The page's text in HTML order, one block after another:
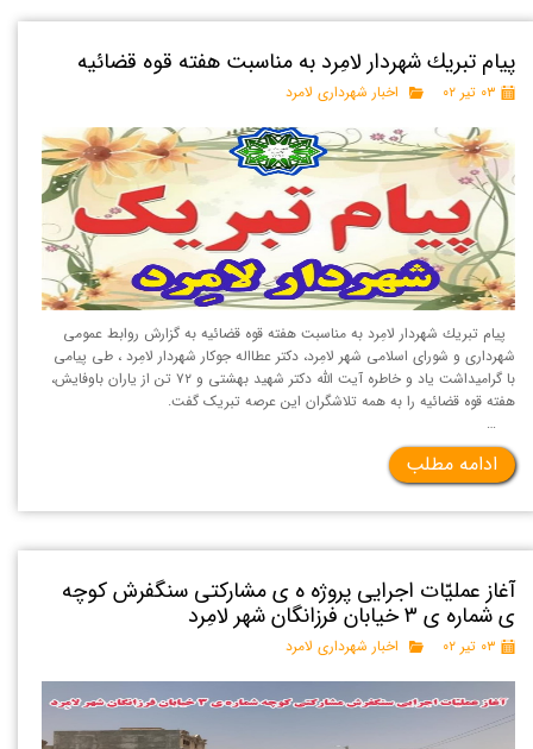
پیام تبریك شهردار لامِرد به مناسبت هفته قوه قضائیه
۰۳ تیر ۰۲ اخبار شهرداری لامرد
پیام تبریك شهردار لامِرد به مناسبت هفته قوه قضائیه به گزارش روابط عمومی
شهرداری و شورای اسلامی شهر لامِرد، دکتر عطااله جوکار شهردار لامِرد ، طی پیامی
با گرامیداشت یاد و خاطره آیت الله دکتر شهید بهشتی و ۷۲ تن از یاران باوفایش،
هفته قوه قضائیه را به همه تلاشگران این عرصه تبریک گفت.
…
ادامه مطلب
آغاز عملیّات اجرایی پروژه ه ی مشارکتی سنگفرش کوچه
ی شماره ی ۳ خیابان فرزانگان شهر لامِرد
۰۳ تیر ۰۲ اخبار شهرداری لامرد